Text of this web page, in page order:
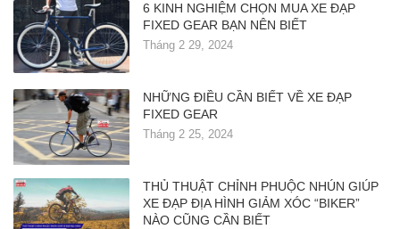
6 KINH NGHIỆM CHỌN MUA XE ĐẠP
FIXED GEAR BẠN NÊN BIẾT
Tháng 2 29, 2024
NHỮNG ĐIỀU CẦN BIẾT VỀ XE ĐẠP
FIXED GEAR
Tháng 2 25, 2024
THỦ THUẬT CHỈNH PHUỘC NHÚN GIÚP
XE ĐẠP ĐỊA HÌNH GIẢM XÓC “BIKER”
NÀO CŨNG CẦN BIẾT